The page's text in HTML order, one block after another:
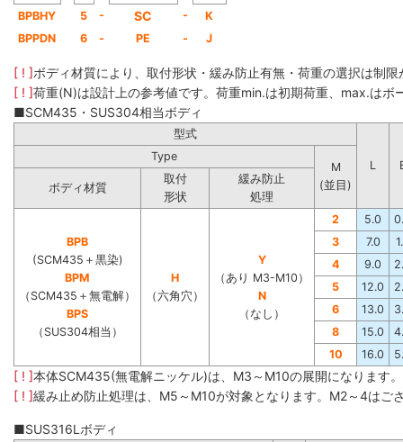
BPBHY
5 - SC -
K
BPPDN
6 - PE - J
[ ! ]ボディ材質により、取付形状・緩み防止有無・荷重の選択は制
[ ! ]荷重(N)は設計上の参考値です。荷重min.は初期荷重、max.は
■SCM435・SUS304相当ボディ
型式
L
Type
M
(並目)
ボディ材質
取付
形状
緩み防止
処理
BPB
(SCM435＋黒染)
BPM
（SCM435＋無電解）
BPS
（SUS304相当）
H
（六角穴）
Y
（あり M3-M10）
N
（なし）
2 5.0
3
7.0
4
9.0
5
12.0
6
13.0
8
15.0
10
16.0
[ ! ]本体SCM435(無電解ニッケル)は、M3～M10の展開になります
[ ! ]緩み止め防止処理は、M5～M10が対象となります。M2～4はご
■SUS316Lボディ